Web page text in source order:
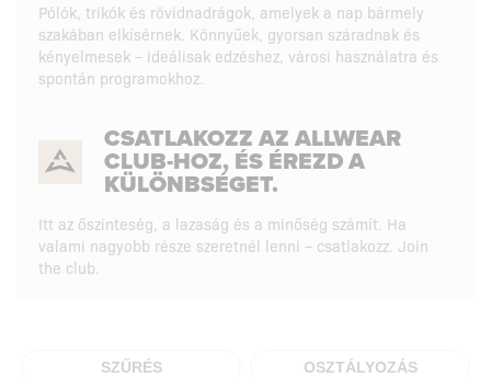
Pólók, trikók és rövidnadrágok, amelyek a nap bármely
szakában elkísérnek. Könnyűek, gyorsan száradnak és
kényelmesek – ideálisak edzéshez, városi használatra és
spontán programokhoz.
CSATLAKOZZ AZ ALLWEAR
CLUB-HOZ, ÉS ÉREZD A
KÜLÖNBSÉGET.
Itt az őszinteség, a lazaság és a minőség számít. Ha
valami nagyobb része szeretnél lenni – csatlakozz. Join
the club.
SZŰRÉS OSZTÁLYOZÁS